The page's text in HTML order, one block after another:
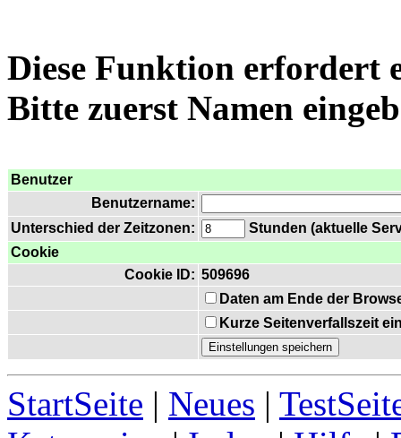
Diese Funktion erfordert
Bitte zuerst Namen
Benutzer
Benutzername:
Unterschied der Zeitzonen:
Stunden (aktuelle
Cookie
Cookie ID: 509696
Daten am Ende der
Kurze Seitenverfallszeit
StartSeite | Neues |